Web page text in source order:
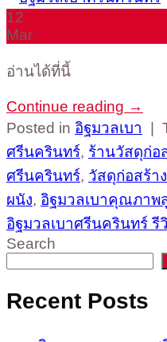
12
Mar
อ่านได้ที่นี้
Continue reading →
Posted in อิฐมวลเบา
ศรีนครินทร์, ร้านวัสดุก่อ
ศรีนครินทร์, วัสดุก่อสร้า
ผนัง, อิฐมวลเบาคุณภาพ
อิฐมวลเบาศรีนครินทร์ รี
Search
Recent Posts